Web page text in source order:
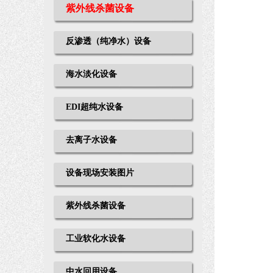
紫外线杀菌设备
反渗透（纯净水）设备
海水淡化设备
EDI超纯水设备
去离子水设备
设备现场安装图片
紫外线杀菌设备
工业软化水设备